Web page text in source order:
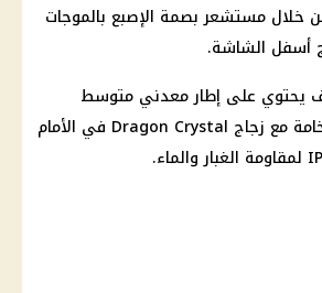
خلال مستشعر بصمة الإصبع بالموجات
أسفل الشاشة.
يحتوي على إطار معدني متوسط
لإضفاء إحساس بالفخامة مع زجاج Dragon Crystal في الأمام